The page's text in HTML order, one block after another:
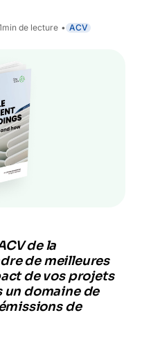
min de lecture ACV
de la
de meilleures
de vos projets
domaine de
de